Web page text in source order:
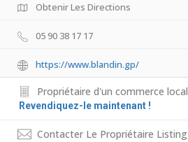
Obtenir Les Directions
05 90 38 17 17
https://www.blandin.gp/
Propriétaire d'un commerce local
Revendiquez-le maintenant !
Contacter Le Propriétaire Listing